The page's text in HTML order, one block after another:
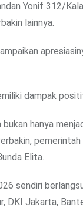
Yonif 312/
lainnya.
dampak
hanya
Elita.
sendiri
DKI Jakarta,